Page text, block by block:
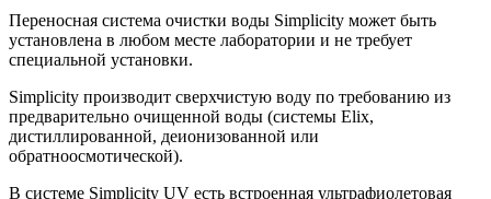
Переносная система очистки воды Simplicity может быть
установлена в любом месте лаборатории и не требует
специальной установки.
Simplicity производит сверхчистую воду по требованию из
предварительно очищенной воды (системы Elix,
дистиллированной, деионизованной или
обратноосмотической).
В системе Simplicity UV есть встроенная ультрафиолетовая